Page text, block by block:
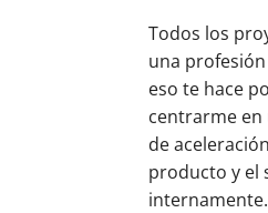
Todos los
una
eso te hace
centrarme en
de
producto y el